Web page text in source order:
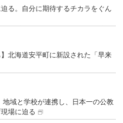
る。自分に期待するチカラをぐん
北海道安平町に新設された「早来
地域と学校が連携し、日本一の公教
場に迫る